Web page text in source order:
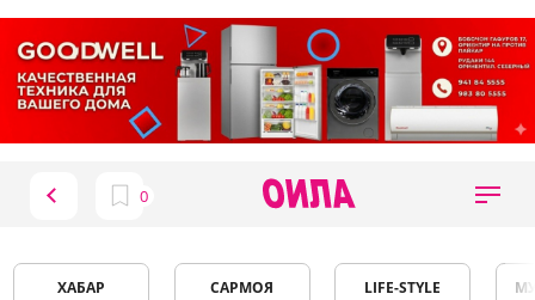
ХАБАР САРМОЯ LIFE-STYLE